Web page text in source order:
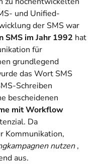
und Unified-
der SMS war
SMS im Jahr 1992 hat
für
grundlegend
das Wort SMS
Schreiben
bescheidenen
mit Workflow
Da
Kommunikation,
nutzen,
aus.